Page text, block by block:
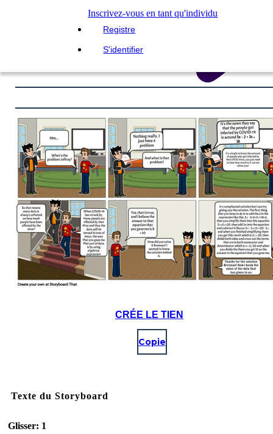
Inscrivez-vous en tant qu'individu
Registre
S'identifier
CRÉE LE TIEN
Copie
Texte du Storyboard
Glisser: 1